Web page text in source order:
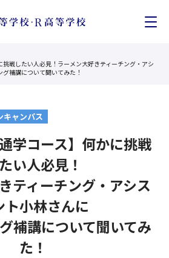
挑戦したい人必見！ラーメン大好きティーチング・アシ
補講について聞いてみた！
キャンパス
学コース】何かに挑戦
い人必見！
ティーチング・アシス
ト小林さんに
補講について聞いてみ
た！